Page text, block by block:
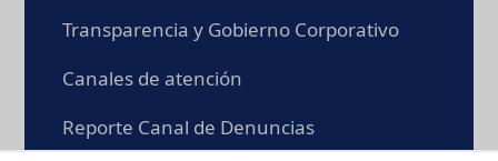
Transparencia y Gobierno Corporativo
Canales de atención
Reporte Canal de Denuncias